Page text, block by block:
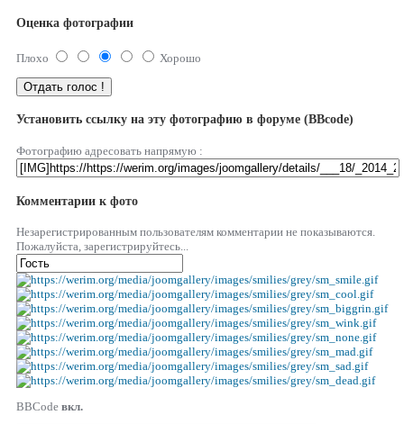
Оценка фотографии
Плохо Хорошо
Установить ссылку на эту фотографию в форуме (BBcode)
Фотографию адресовать напрямую :
Комментарии к фото
Незарегистрированным пользователям комментарии не показываются.
Пожалуйста, зарегистрируйтесь...
BBCode вкл.